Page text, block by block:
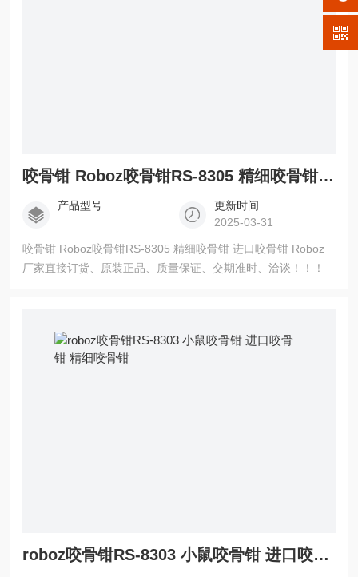
咬骨钳 Roboz咬骨钳RS-8305 精细咬骨钳 进口咬骨钳
产品型号
更新时间
2025-03-31
咬骨钳 Roboz咬骨钳RS-8305 精细咬骨钳 进口咬骨钳 Roboz
厂家直接订货、原装正品、质量保证、交期准时、洽谈！！！
roboz咬骨钳RS-8303 小鼠咬骨钳 进口咬骨钳 精细咬骨钳